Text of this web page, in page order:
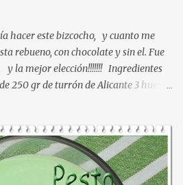
hacer este bizcocho, y cuanto me
rebueno, con chocolate y sin el. Fue
la mejor elección!!!!!!! Ingredientes
250 gr de turrón de Alicante 3 huevos
da sal Ingredientes para la cobertura:
50 gr de mantequilla Preparación:
, calor arriba y abajo sin ventilador